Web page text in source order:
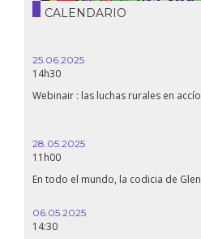
CALENDARIO
25.06.2025
14h30
Webinair : las luchas rurales en
28.05.2025
11h00
En todo el mundo, la codicia de
06.05.2025
14:30